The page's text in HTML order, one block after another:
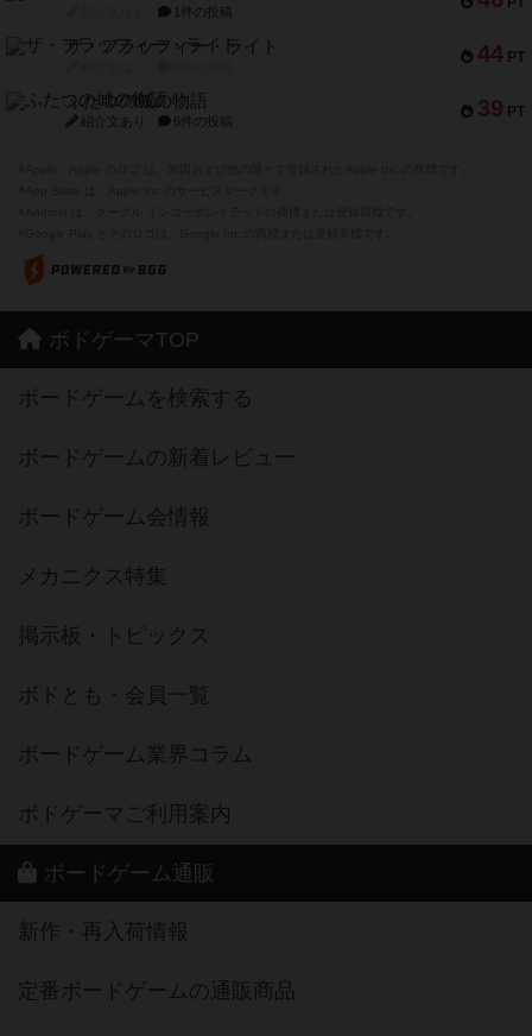
1件の投稿
44 PT
ザ・フラッフィー・ライト
39 PT
ふたつの城の物語
紹介文あり 6件の投稿
ボドゲーマTOP
ボードゲームを検索する
ボードゲームの新着レビュー
ボードゲーム会情報
メカニクス特集
掲示板・トピックス
ボドとも・会員一覧
ボードゲーム業界コラム
ボドゲーマご利用案内
ボードゲーム通販
新作・再入荷情報
定番ボードゲームの通販商品